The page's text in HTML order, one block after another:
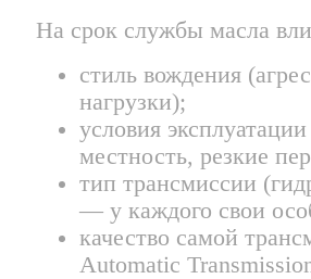
На срок службы масла
стиль вождения
нагрузки);
условия
местность, резкие
тип трансмиссии
— у каждого свои
качество самой
Automatic